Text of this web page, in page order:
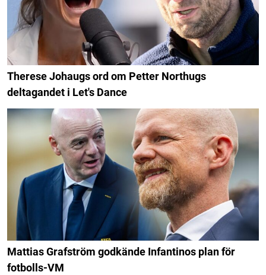
Therese Johaugs ord om Petter Northugs
deltagandet i Let's Dance
Mattias Grafström godkände Infantinos plan för
fotbolls-VM